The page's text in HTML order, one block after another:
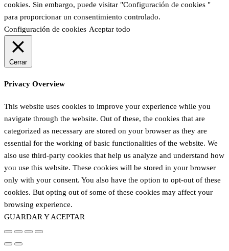
cookies. Sin embargo, puede visitar "Configuración de cookies "
para proporcionar un consentimiento controlado.
Configuración de cookies Aceptar todo
Cerrar
Privacy Overview
This website uses cookies to improve your experience while you
navigate through the website. Out of these, the cookies that are
categorized as necessary are stored on your browser as they are
essential for the working of basic functionalities of the website. We
also use third-party cookies that help us analyze and understand how
you use this website. These cookies will be stored in your browser
only with your consent. You also have the option to opt-out of these
cookies. But opting out of some of these cookies may affect your
browsing experience.
GUARDAR Y ACEPTAR